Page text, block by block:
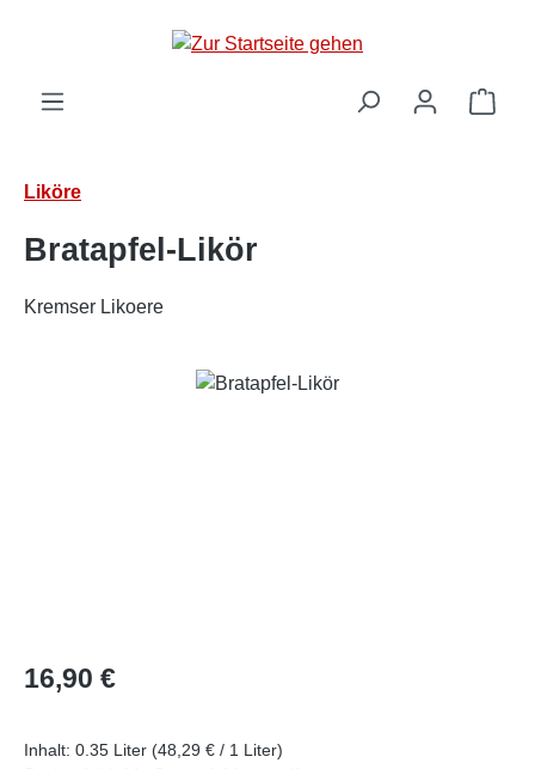
Zum Hauptinhalt springen
Liköre
Bratapfel-Likör
Kremser Likoere
Regulärer Preis:
16,90 €
Inhalt: 0.35 Liter (48,29 € / 1 Liter)